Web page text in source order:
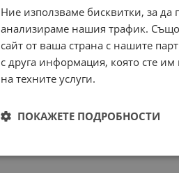
Ние използваме бисквитки, за
анализираме нашия трафик.
сайт от ваша страна с нашите
с друга информация, която сте
на техните услуги.
ПОКАЖЕТЕ ПОДРОБНОСТИ